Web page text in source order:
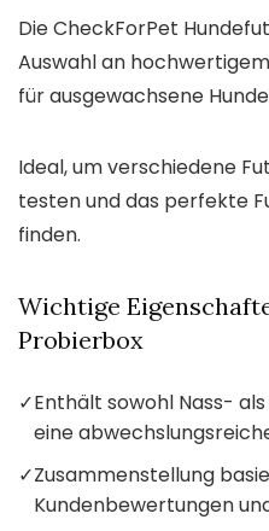
Die CheckForPet
Auswahl an
für ausgewachsene
Ideal, um verschiedene
testen und das perfekte
finden.
Wichtige
Probierbox
✓Enthält sowohl Nass-
eine
✓Zusammenstellung
Kundenbewertungen